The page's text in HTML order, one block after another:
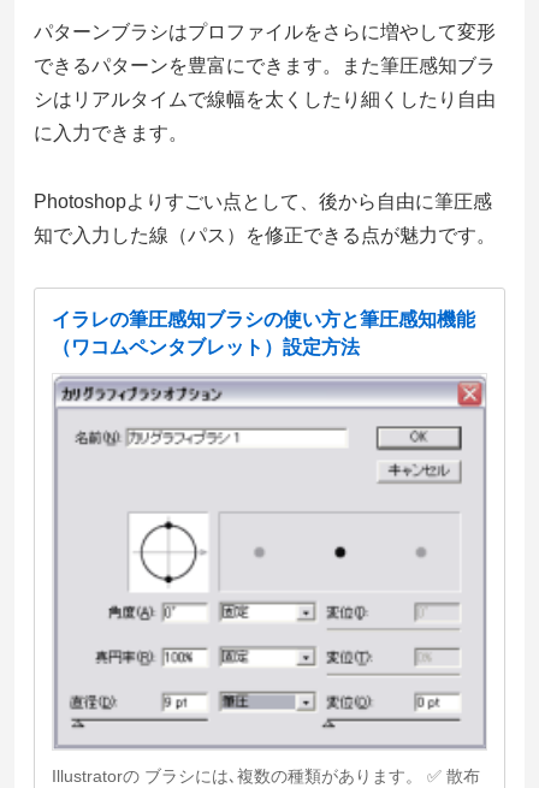
パターンブラシはプロファイルをさらに増やして変形
できるパターンを豊富にできます。また筆圧感知ブラ
シはリアルタイムで線幅を太くしたり細くしたり自由
に入力できます。
Photoshopよりすごい点として、後から自由に筆圧感
知で入力した線（パス）を修正できる点が魅力です。
イラレの筆圧感知ブラシの使い方と筆圧感知機能
（ワコムペンタブレット）設定方法
Illustratorの ブラシには､複数の種類があります。 ✅ 散布